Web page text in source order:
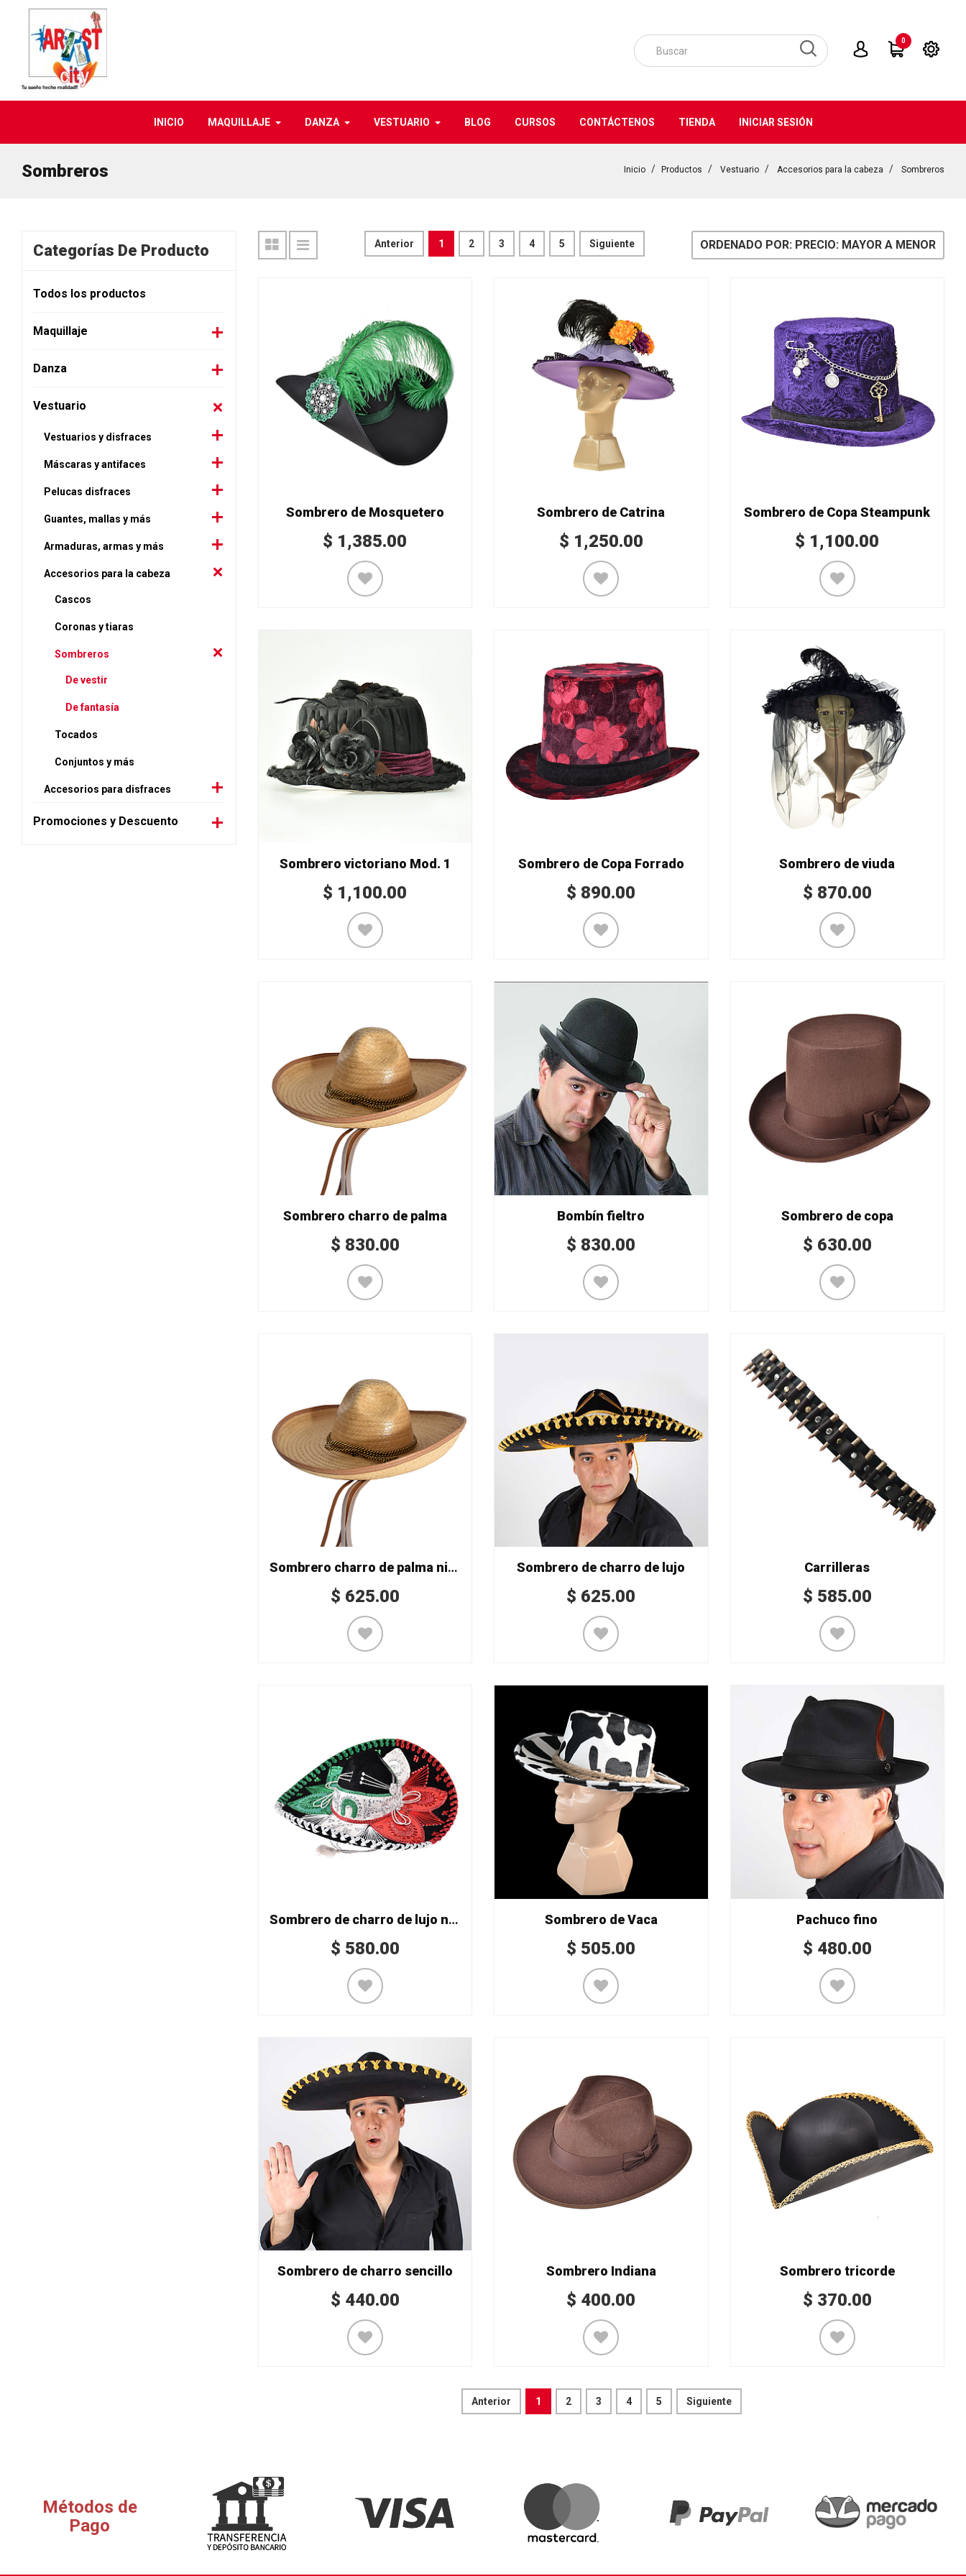
0
INICIO MAQUILLAJE DANZA VESTUARIO BLOG CURSOS CONTÁCTENOS TIENDA INICIAR SESIÓN
Sombreros Inicio Productos Vestuario Accesorios para la cabeza Sombreros
Categorías De Producto
Todos los productos
Maquillaje
Danza
Vestuario
Vestuarios y disfraces
Máscaras y antifaces
Pelucas disfraces
Guantes, mallas y más
Armaduras, armas y más
Accesorios para la cabeza
Cascos
Coronas y tiaras
Sombreros
De vestir
De fantasía
Tocados
Conjuntos y más
Accesorios para disfraces
Promociones y Descuento
Anterior 1 2 3 4 5 Siguiente ORDENADO POR: PRECIO: MAYOR A MENOR
Sombrero de Mosquetero
$ 1,385.00
Sombrero de Catrina
$ 1,250.00
Sombrero de Copa Steampunk
$ 1,100.00
Sombrero victoriano Mod. 1
$ 1,100.00
Sombrero de Copa Forrado
$ 890.00
Sombrero de viuda
$ 870.00
Sombrero charro de palma
$ 830.00
Bombín fieltro
$ 830.00
Sombrero de copa
$ 630.00
Sombrero charro de palma niño
$ 625.00
Sombrero de charro de lujo
$ 625.00
Carrilleras
$ 585.00
Sombrero de charro de lujo niño
$ 580.00
Sombrero de Vaca
$ 505.00
Pachuco fino
$ 480.00
Sombrero de charro sencillo
$ 440.00
Sombrero Indiana
$ 400.00
Sombrero tricorde
$ 370.00
Anterior 1 2 3 4 5 Siguiente
Métodos de
Pago